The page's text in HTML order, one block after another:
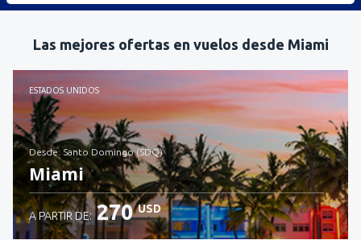
Las mejores ofertas en vuelos desde Miami
ESTADOS UNIDOS
desde: Santo Domingo (SDQ)
Miami
A PARTIR DE: 270 USD